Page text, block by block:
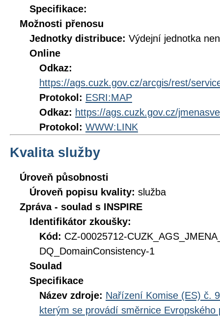
Specifikace:
Možnosti přenosu
Jednotky distribuce: Výdejní jednotka
Online
Odkaz:
https://ags.cuzk.gov.cz/arcgis/rest/
Protokol: ESRI:MAP
Odkaz: https://ags.cuzk.gov.cz/
Protokol: WWW:LINK
Kvalita služby
Úroveň působnosti
Úroveň popisu kvality: služba
Zpráva - soulad s INSPIRE
Identifikátor zkoušky:
Kód: CZ-00025712-
DQ_DomainConsistency-1
Soulad
Specifikace
Název zdroje: Nařízení Komise (ES) č.
kterým se provádí směrnice